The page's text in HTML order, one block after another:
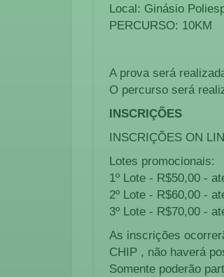
Local: Ginásio
PERCURSO: 10KM
A prova será
O percurso será
INSCRIÇÕES
INSCRIÇÕES ON
Lotes promocionais:
1º Lote - R$50,00 -
2º Lote - R$60,00 -
3º Lote - R$70,00 -
As inscrições
CHIP , não haverá
Somente poderão